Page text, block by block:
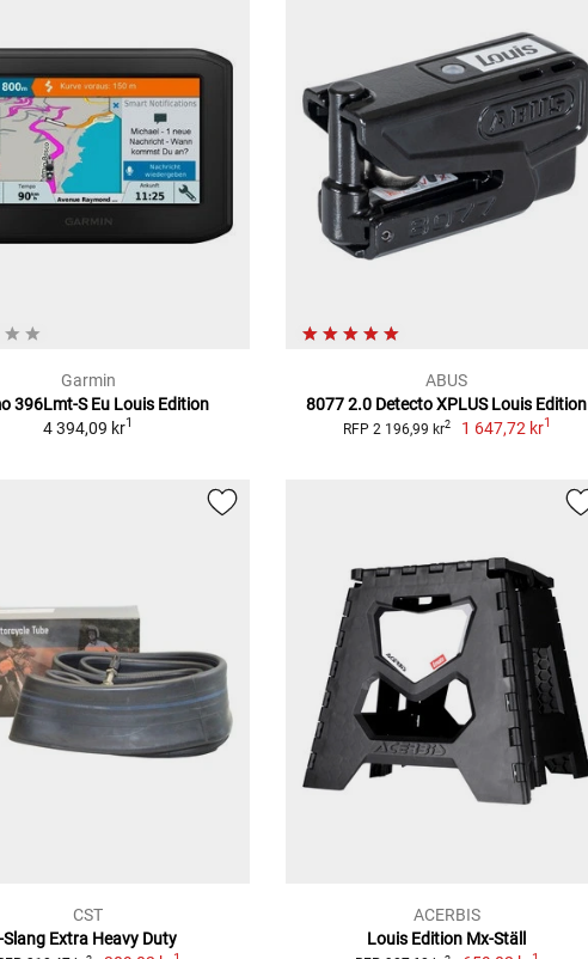
Garmin
396Lmt-S Eu Louis Edition
4 394,09 kr1
ABUS
8077 2.0 Detecto XPLUS Louis Edition
RFP 2 196,99 kr2 1 647,72 kr1
CST
-Slang Extra Heavy Duty
ACERBIS
Louis Edition Mx-Ställ